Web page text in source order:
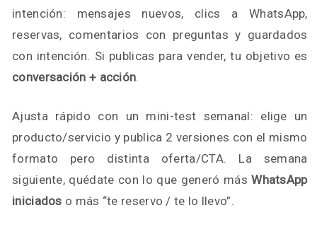
intención: mensajes nuevos, clics a WhatsApp,
reservas, comentarios con preguntas y guardados
con intención. Si publicas para vender, tu objetivo es
conversación + acción.
Ajusta rápido con un mini-test semanal: elige un
producto/servicio y publica 2 versiones con el mismo
formato pero distinta oferta/CTA. La semana
siguiente, quédate con lo que generó másWhatsApp
iniciados o más “te reservo / te lo llevo”.